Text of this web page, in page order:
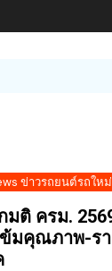
ข่าวรถยนต์รถใหม่
มติ ครม.
มคุณภาพ-ร